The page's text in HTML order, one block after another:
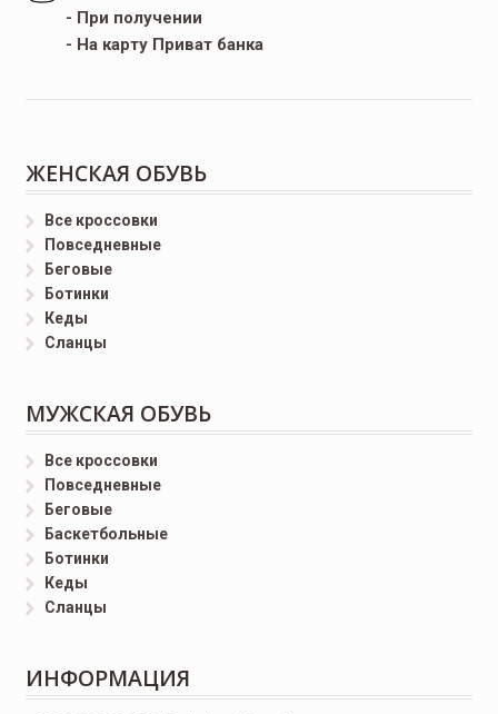
- При получении
- На карту Приват банка
ЖЕНСКАЯ ОБУВЬ
Все кроссовки
Повседневные
Беговые
Ботинки
Кеды
Сланцы
МУЖСКАЯ ОБУВЬ
Все кроссовки
Повседневные
Беговые
Баскетбольные
Ботинки
Кеды
Сланцы
ИНФОРМАЦИЯ